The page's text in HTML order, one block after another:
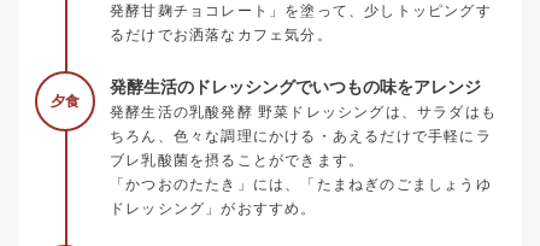
発酵甘麹チョコレート」を塗って、少しトッピングす
るだけでお洒落なカフェ気分。
夕食
発酵生活のドレッシングでいつもの味をアレンジ
発酵生活の乳酸発酵 野菜ドレッシングは、サラダはも
ちろん、色々な調理にかける・あえるだけで手軽にラ
ブレ乳酸菌を摂ることができます。
「かつおのたたき」には、「たまねぎのごましょうゆ
ドレッシング」がおすすめ。